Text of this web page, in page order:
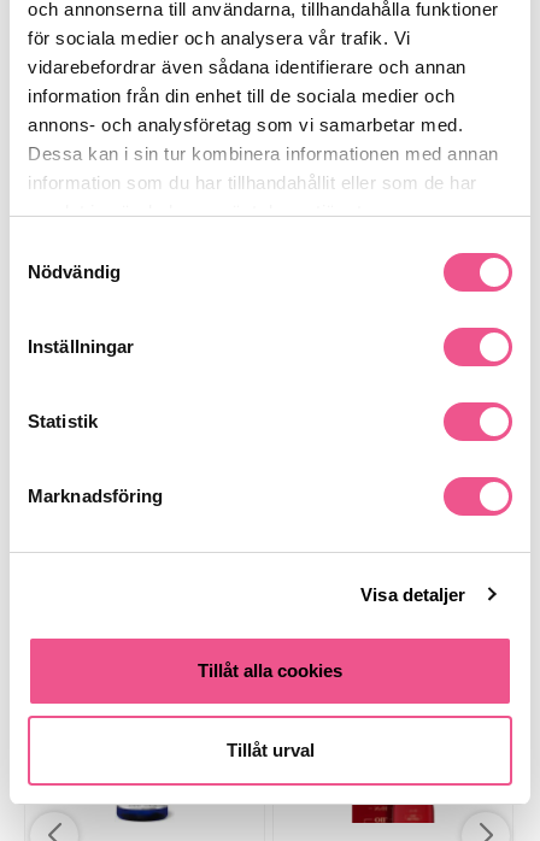
och annonserna till användarna, tillhandahålla funktioner
för sociala medier och analysera vår trafik. Vi
vidarebefordrar även sådana identifierare och annan
information från din enhet till de sociala medier och
annons- och analysföretag som vi samarbetar med.
Dessa kan i sin tur kombinera informationen med annan
information som du har tillhandahållit eller som de har
samlat in när du har använt deras tjänster.
Nödvändig
Inställningar
Statistik
Marknadsföring
Visa detaljer
Tillåt alla cookies
Tillåt urval
Gör skägget lättare att forma
Ger ett välvårdat och smidigt resultat
Värm några droppar mellan handflatorna och arbeta in oljan
jämnt i skägget. Massera även gärna in i huden under för bästa
resultat.
Se mer
Produktdetaljer
Recensioner
Liknande produkter